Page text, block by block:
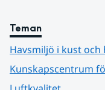
Teman
Havsmiljö i kust och
Kunskapscentrum